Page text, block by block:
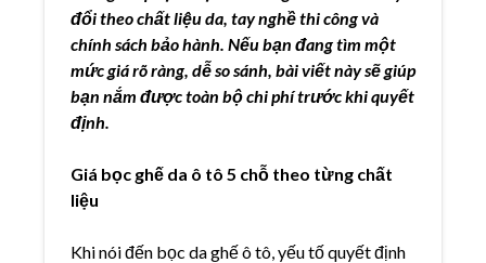
đổi theo chất liệu da, tay nghề thi công và
chính sách bảo hành. Nếu bạn đang tìm một
mức giá rõ ràng, dễ so sánh, bài viết này sẽ giúp
bạn nắm được toàn bộ chi phí trước khi quyết
định.
Giá bọc ghế da ô tô 5 chỗ theo từng chất
liệu
Khi nói đến bọc da ghế ô tô, yếu tố quyết định